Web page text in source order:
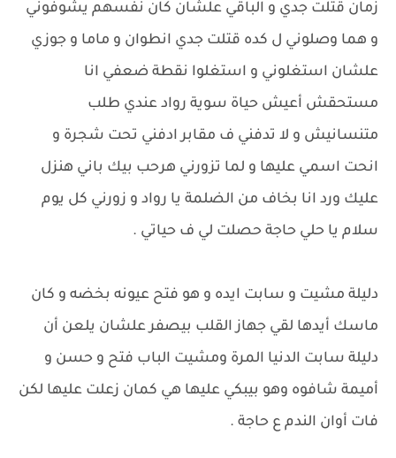
زمان قتلت جدي و الباقي علشان كان نفسهم يشوفوني
و هما وصلوني ل كده قتلت جدي انطوان و ماما و جوزي
علشان استغلوني و استغلوا نقطة ضعفي انا
مستحقش أعيش حياة سوية رواد عندي طلب
متنسانيش و لا تدفني ف مقابر ادفني تحت شجرة و
انحت اسمي عليها و لما تزورني هرحب بيك باني هنزل
عليك ورد انا بخاف من الضلمة يا رواد و زورني كل يوم
سلام يا حلي حاجة حصلت لي ف حياتي .
دليلة مشيت و سابت ايده و هو فتح عيونه بخضه و كان
ماسك أيدها لقي جهاز القلب بيصفر علشان يلعن أن
دليلة سابت الدنيا المرة ومشيت الباب فتح و حسن و
أميمة شافوه وهو بيبكي عليها هي كمان زعلت عليها لكن
فات أوان الندم ع حاجة .